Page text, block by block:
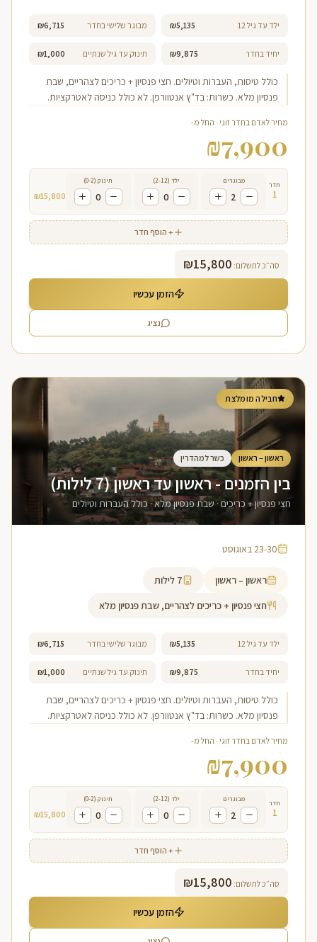
ילד עד גיל 12 ₪5,135 מבוגר שלישי בחדר ₪6,715
יחיד בחדר ₪9,875 תינוק עד גיל שנתיים ₪1,000
כולל טיסות, העברות וטיולים. חצי פנסיון + כריכים לצהריים, שבת
פנסיון מלא. כשרות: בד"ץ אנטוורפן. לא כולל כניסה לאטרקציות.
מחיר לאדם בחדר זוגי · החל מ-
₪7,900
חדר
1
מבוגרים
2
ילד (2-12)
0
תינוק (0-2)
0
₪15,800
+ הוסף חדר
סה״כ לתשלום: ₪15,800
הזמן עכשיו
נציג
חבילה מומלצת
ראשון – ראשון כשר למהדרין
בין הזמנים - ראשון עד ראשון (7 לילות)
חצי פנסיון + כריכים · שבת פנסיון מלא · כולל העברות וטיולים
23-30 באוגוסט
ראשון – ראשון 7 לילות
חצי פנסיון + כריכים לצהריים, שבת פנסיון מלא
ילד עד גיל 12 ₪5,135 מבוגר שלישי בחדר ₪6,715
יחיד בחדר ₪9,875 תינוק עד גיל שנתיים ₪1,000
כולל טיסות, העברות וטיולים. חצי פנסיון + כריכים לצהריים, שבת
פנסיון מלא. כשרות: בד"ץ אנטוורפן. לא כולל כניסה לאטרקציות.
מחיר לאדם בחדר זוגי · החל מ-
₪7,900
חדר
1
מבוגרים
2
ילד (2-12)
0
תינוק (0-2)
0
₪15,800
+ הוסף חדר
סה״כ לתשלום: ₪15,800
הזמן עכשיו